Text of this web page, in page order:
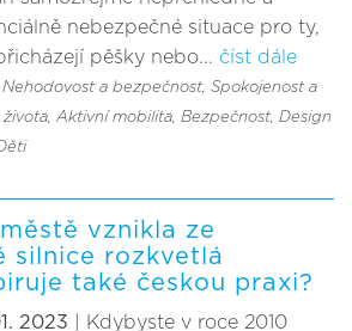
nebezpečné situace pro ty,
pěšky nebo... číst dále
Nehodovost a bezpečnost, Spokojenost a
života, Aktivní mobilita, Bezpečnost, Design
vznikla ze
silnice rozkvetlá
také českou praxi?
2023 | Kdybyste v roce 2010